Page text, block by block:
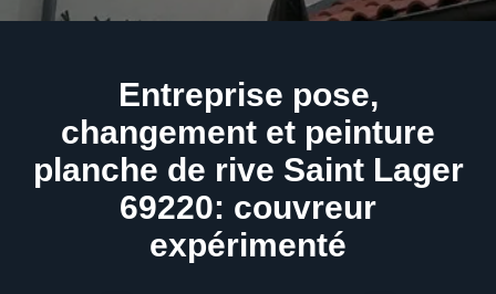
Entreprise pose,
changement et peinture
planche de rive Saint Lager
69220: couvreur
expérimenté